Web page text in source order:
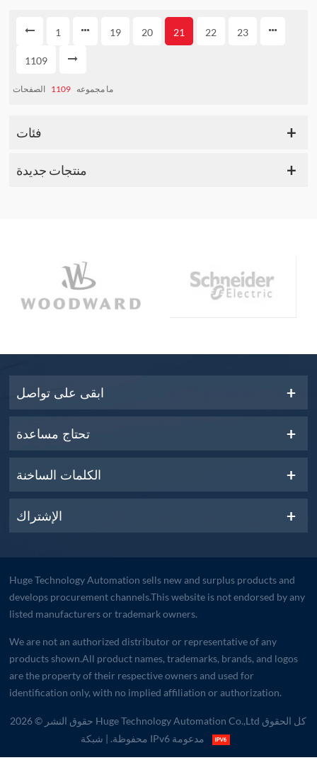
1 19 20 21 22 23
1109
ما مجموعه 1109 الصفحات
فئات
منتجات جديدة
ابقى على تواصل
تحتاج مساعدة
الكلمات الساخنة
الإشتراك
Huge Technology Automation sells new and surplus products and
develops procurement channels.This website is not endorsed by any
listed manufacturers or trademark owners.
We are not an authorized distributor or representative of any
products shown.All product names, trademarks, brands, and logos
are the property of their respective owners and used for
identification only, with no implied affiliation or authorization.
حقوق النشر © 2026 Huge Technology Automation Co.,Ltd كل الحقوق
محفوظة.